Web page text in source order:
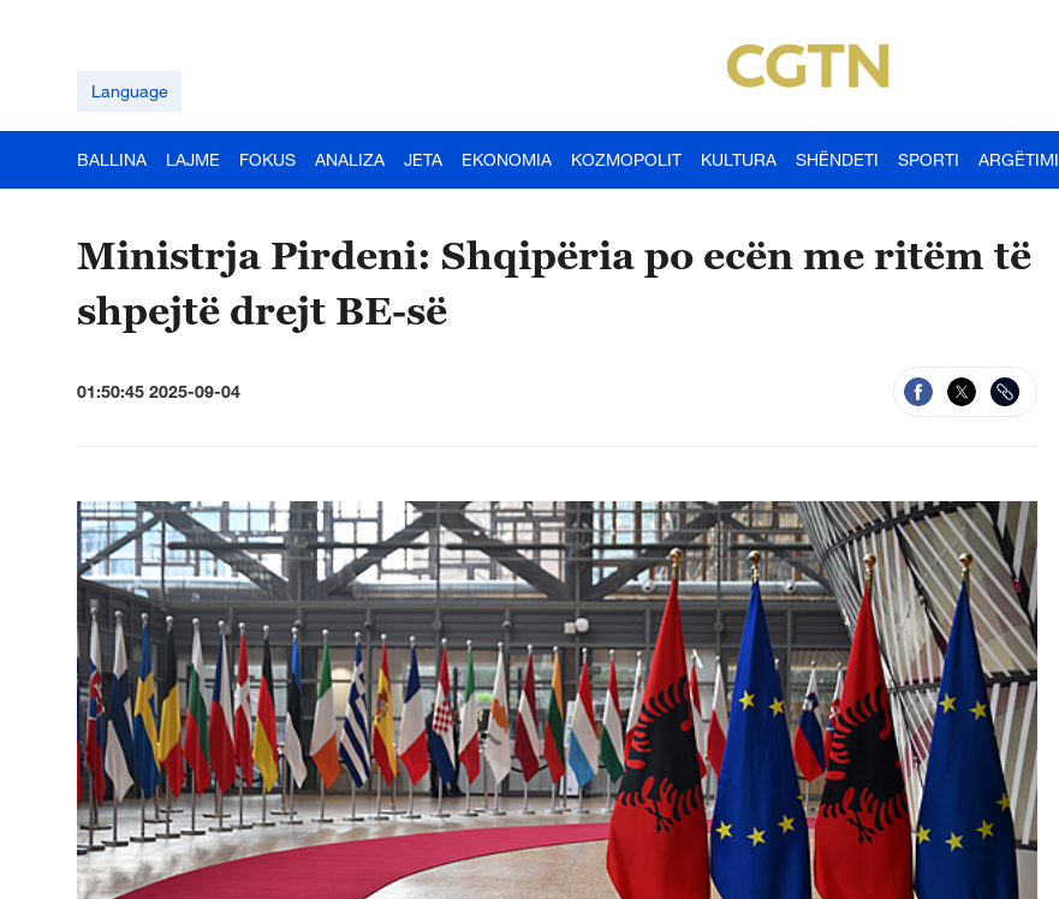
Language
BALLINA LAJME FOKUS ANALIZA JETA EKONOMIA KOZMOPOLIT KULTURA SHËNDETI SPORTI ARGËTIMI
Ministrja Pirdeni: Shqipëria po ecën me ritëm të
shpejtë drejt BE-së
01:50:45 2025-09-04